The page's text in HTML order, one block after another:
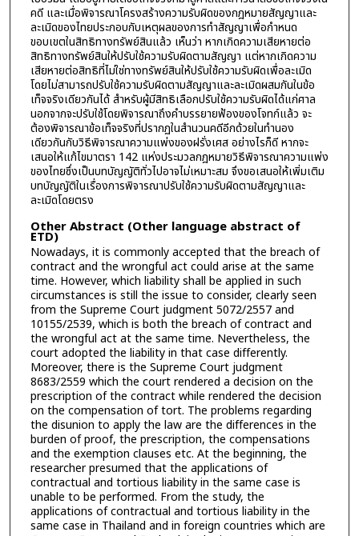
คดี และเมื่อพิจารณาโครงสร้างความรับผิดของกฎหมายสัญญาและ
ละเมิดของไทยประกอบกับเหตุผลของการทำสัญญาเพื่อกำหนด
ขอบเขตในสิทธิทางทรัพย์สินแล้ว เห็นว่า หากเกิดความเสียหายต่อ
สิทธิทางทรัพย์สินให้ปรับใช้ความรับผิดตามสัญญา แต่หากเกิดความ
เสียหายต่อสิทธิที่ไม่ใช่ทางทรัพย์สินให้ปรับใช้ความรับผิดเพื่อละเมิด
โดยไม่สามารถปรับใช้ความรับผิดตามสัญญาและละเมิดผสมกันในข้อ
เท็จจริงเดียวกันได้ สำหรับผู้มีสิทธิเลือกปรับใช้ความรับผิดได้แก่ศาล
นอกจากจะปรับใช้โดยพิจารณาถึงคำบรรยายฟ้องของโจทก์แล้ว จะ
ต้องพิจารณาข้อเท็จจริงที่ปรากฏในสำนวนคดีอีกด้วยในทำนอง
เดียวกันกับวิธีพิจารณาความแพ่งของฝรั่งเศส อย่างไรก็ดี หากจะ
เสนอให้แก้ไขมาตรา 142 แห่งประมวลกฎหมายวิธีพิจารณาความแพ่ง
ของไทยซึ่งเป็นบทบัญญัติทั่วไปอาจไม่เหมาะสม จึงขอเสนอให้เพิ่มเติม
บทบัญญัติในเรื่องการพิจารณาปรับใช้ความรับผิดตามสัญญาและ
ละเมิดโดยตรง
Other Abstract (Other language abstract of
ETD)
Nowadays, it is commonly accepted that the breach of
contract and the wrongful act could arise at the same
time. However, which liability shall be applied in such
circumstances is still the issue to consider, clearly seen
from the Supreme Court judgment 5072/2557 and
10155/2539, which is both the breach of contract and
the wrongful act at the same time. Nevertheless, the
court adopted the liability in that case differently.
Moreover, there is the Supreme Court judgment
8683/2559 which the court rendered a decision on the
prescription of the contract while rendered the decision
on the compensation of tort. The problems regarding
the disunion to apply the law are the differences in the
burden of proof, the prescription, the compensations
and the exemption clauses etc. At the beginning, the
researcher presumed that the applications of
contractual and tortious liability in the same case is
unable to be performed. From the study, the
applications of contractual and tortious liability in the
same case in Thailand and in foreign countries which are